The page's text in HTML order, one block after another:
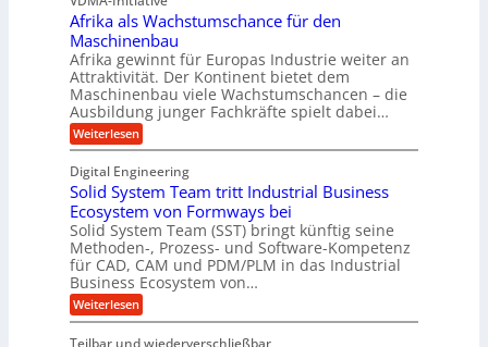
S
C
L
w
e
i
t
e
r
e
n
t
w
i
c
k
e
r
i
d
-
K
u
g
e
l
l
a
g
e
r
l
t
U
m
s
t
z
k
n
a
p
p
ü
E
s
i
e
h
t
E
r
h
o
u
n
a
m
A
r
b
e
i
t
s
Afrika als Wachstumschance für den
Maschinenbau
Afrika gewinnt für Europas Industrie weiter an
Attraktivität. Der Kontinent bietet dem
Maschinenbau viele Wachstumschancen – die
Ausbildung junger Fachkräfte spielt dabei…
Weiterlesen:
A
r
i
k
a
a
s
W
a
c
Digital Engineering
Solid System Team tritt Industrial Business
Ecosystem von Formways bei
Solid System Team (SST) bringt künftig seine
Methoden-, Prozess- und Software-Kompetenz
für CAD, CAM und PDM/PLM in das Industrial
Business Ecosystem von…
Weiterlesen:
S
Teilbar und wiederverschließbar